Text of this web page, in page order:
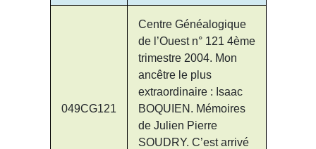
049CG121
Centre Généalogique
de l’Ouest n° 121 4ème
trimestre 2004. Mon
ancêtre le plus
extraordinaire : Isaac
BOQUIEN. Mémoires
de Julien Pierre
SOUDRY. C’est arrivé